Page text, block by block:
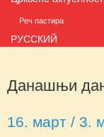
Реч пастира
РУССКИЙ
Данашњи дан
16. март / 3.